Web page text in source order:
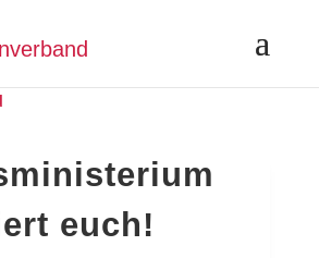
euch!